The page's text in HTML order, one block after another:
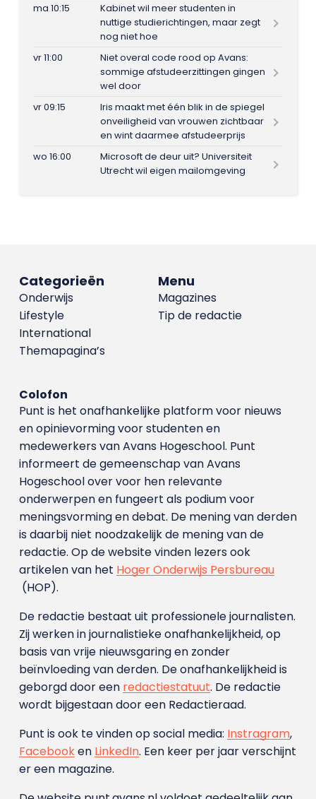
ma 10:15
Kabinet wil meer studenten in
nuttige studierichtingen, maar zegt
nog niet hoe
vr 11:00
Niet overal code rood op Avans:
sommige afstudeerzittingen gingen
wel door
vr 09:15
Iris maakt met één blik in de spiegel
onveiligheid van vrouwen zichtbaar
en wint daarmee afstudeerprijs
wo 16:00
Microsoft de deur uit? Universiteit
Utrecht wil eigen mailomgeving
Menu
Magazines
Tip de redactie
Categorieën
Onderwijs
Lifestyle
International
Themapagina’s
Colofon
Punt is het onafhankelijke platform voor nieuws
en opinievorming voor studenten en
medewerkers van Avans Hoge­school. Punt
informeert de gemeenschap van Avans
Hogeschool over voor hen relevante
onderwerpen en fungeert als podium voor
meningsvorming en debat. De mening van derden
is daarbij niet noodzakelijk de mening van de
redactie. Op de website vinden lezers ook
artikelen van het Hoger Onderwijs Persbureau
(HOP).
De redactie bestaat uit professionele journalisten.
Zij werken in journalistieke onafhankelijkheid, op
basis van vrije nieuwsgaring en zonder
beïnvloeding van derden. De onafhankelijkheid is
geborgd door een redactiestatuut. De redactie
wordt bijgestaan door een Redactieraad.
Punt is ook te vinden op social media: Instragram,
Facebooken LinkedIn. Een keer per jaar verschijnt
er een magazine.